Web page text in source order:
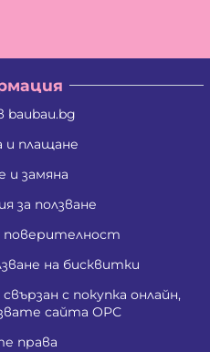
baubau.bg
и плащане
и замяна
за ползване
поверителност
на бисквитки
с покупка онлайн,
сайта ОРС
права